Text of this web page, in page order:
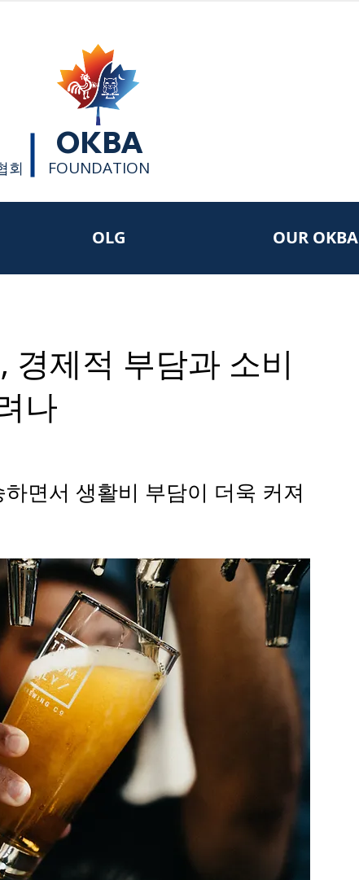
회
OKBA
FOUNDATION
OLG OUR OKBA
경제적 부담과 소비
나
면서 생활비 부담이 더욱 커져